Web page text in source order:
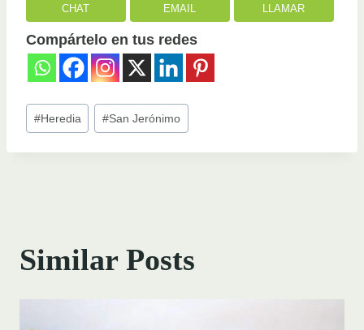
CHAT EMAIL LLAMAR
Compártelo en tus redes
Post
Tags:
#Heredia #San Jerónimo
Similar Posts